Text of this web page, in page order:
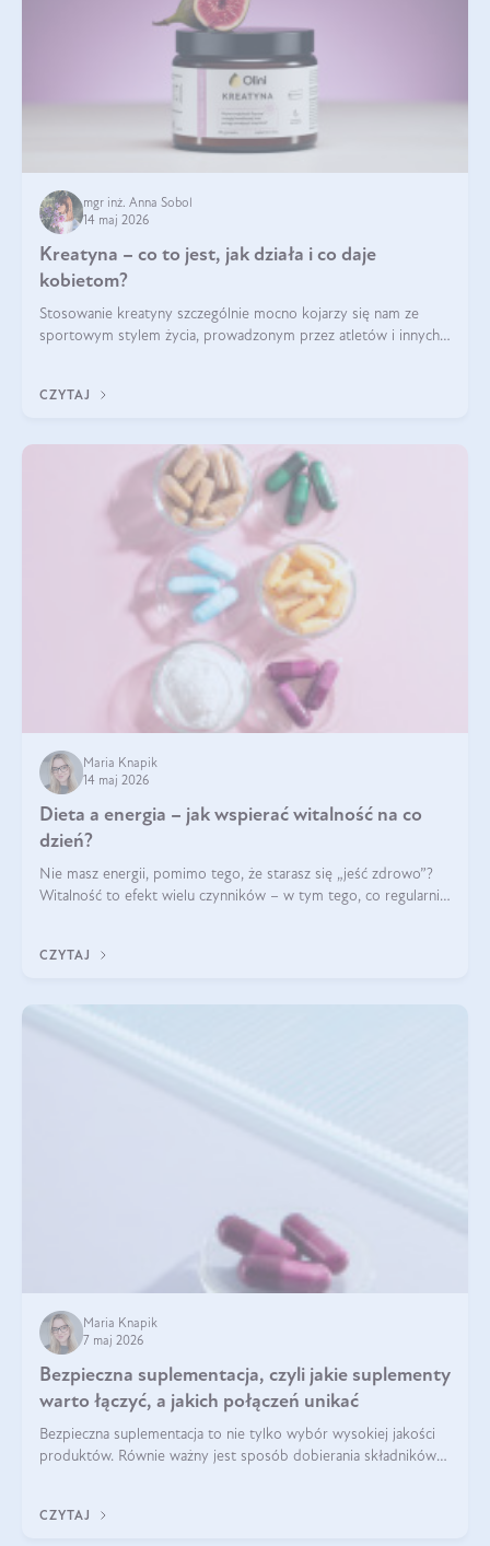
mgr inż. Anna Sobol
14 maj 2026
Kreatyna – co to jest, jak działa i co daje
kobietom?
Stosowanie kreatyny szczególnie mocno kojarzy się nam ze
sportowym stylem życia, prowadzonym przez atletów i innych
zwiększa masę
CZYTAJ
Maria Knapik
14 maj 2026
Dieta a energia – jak wspierać witalność na co
dzień?
Nie masz energii, pomimo tego, że starasz się „jeść zdrowo”?
Witalność to efekt wielu czynników – w tym tego, co regularnie
CZYTAJ
Maria Knapik
7 maj 2026
Bezpieczna suplementacja, czyli jakie suplementy
warto łączyć, a jakich połączeń unikać
Bezpieczna suplementacja to nie tylko wybór wysokiej jakości
produktów. Równie ważny jest sposób dobierania składników
CZYTAJ